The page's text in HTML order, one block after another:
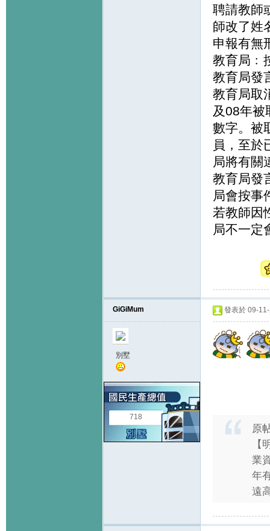
聘請教師
師改了姓
申報有無
教育局﹕
教育局發
教育局取
及08年被
數字。被
員，至於
局將有關
教育局發
局會按事
若教師因
局不一定
GiGiMum
別墅
718
發表於 09-
原
【
業
年
遠